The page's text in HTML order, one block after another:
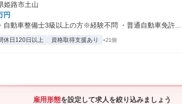
姫路市土山
円
自動車整備士3級以上の方※経験不問 ・普通自動車免許...
休日120日以上 資格取得支援あり +21個
雇用形態を設定して求人を絞り込みましょう